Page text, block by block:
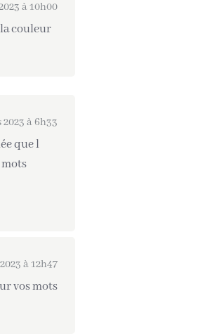
à 10h00
couleur
2023 à 6h33
que l
à 12h47
vos mots